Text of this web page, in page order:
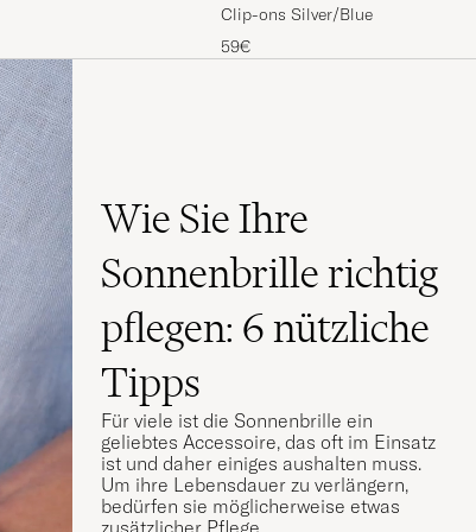
Clip-ons Silver/Blue
59€
Wie Sie Ihre
Sonnenbrille richtig
pflegen: 6 nützliche
Tipps
Für viele ist die Sonnenbrille ein
geliebtes Accessoire, das oft im Einsatz
ist und daher einiges aushalten muss.
Um ihre Lebensdauer zu verlängern,
bedürfen sie möglicherweise etwas
zusätzlicher Pflege.